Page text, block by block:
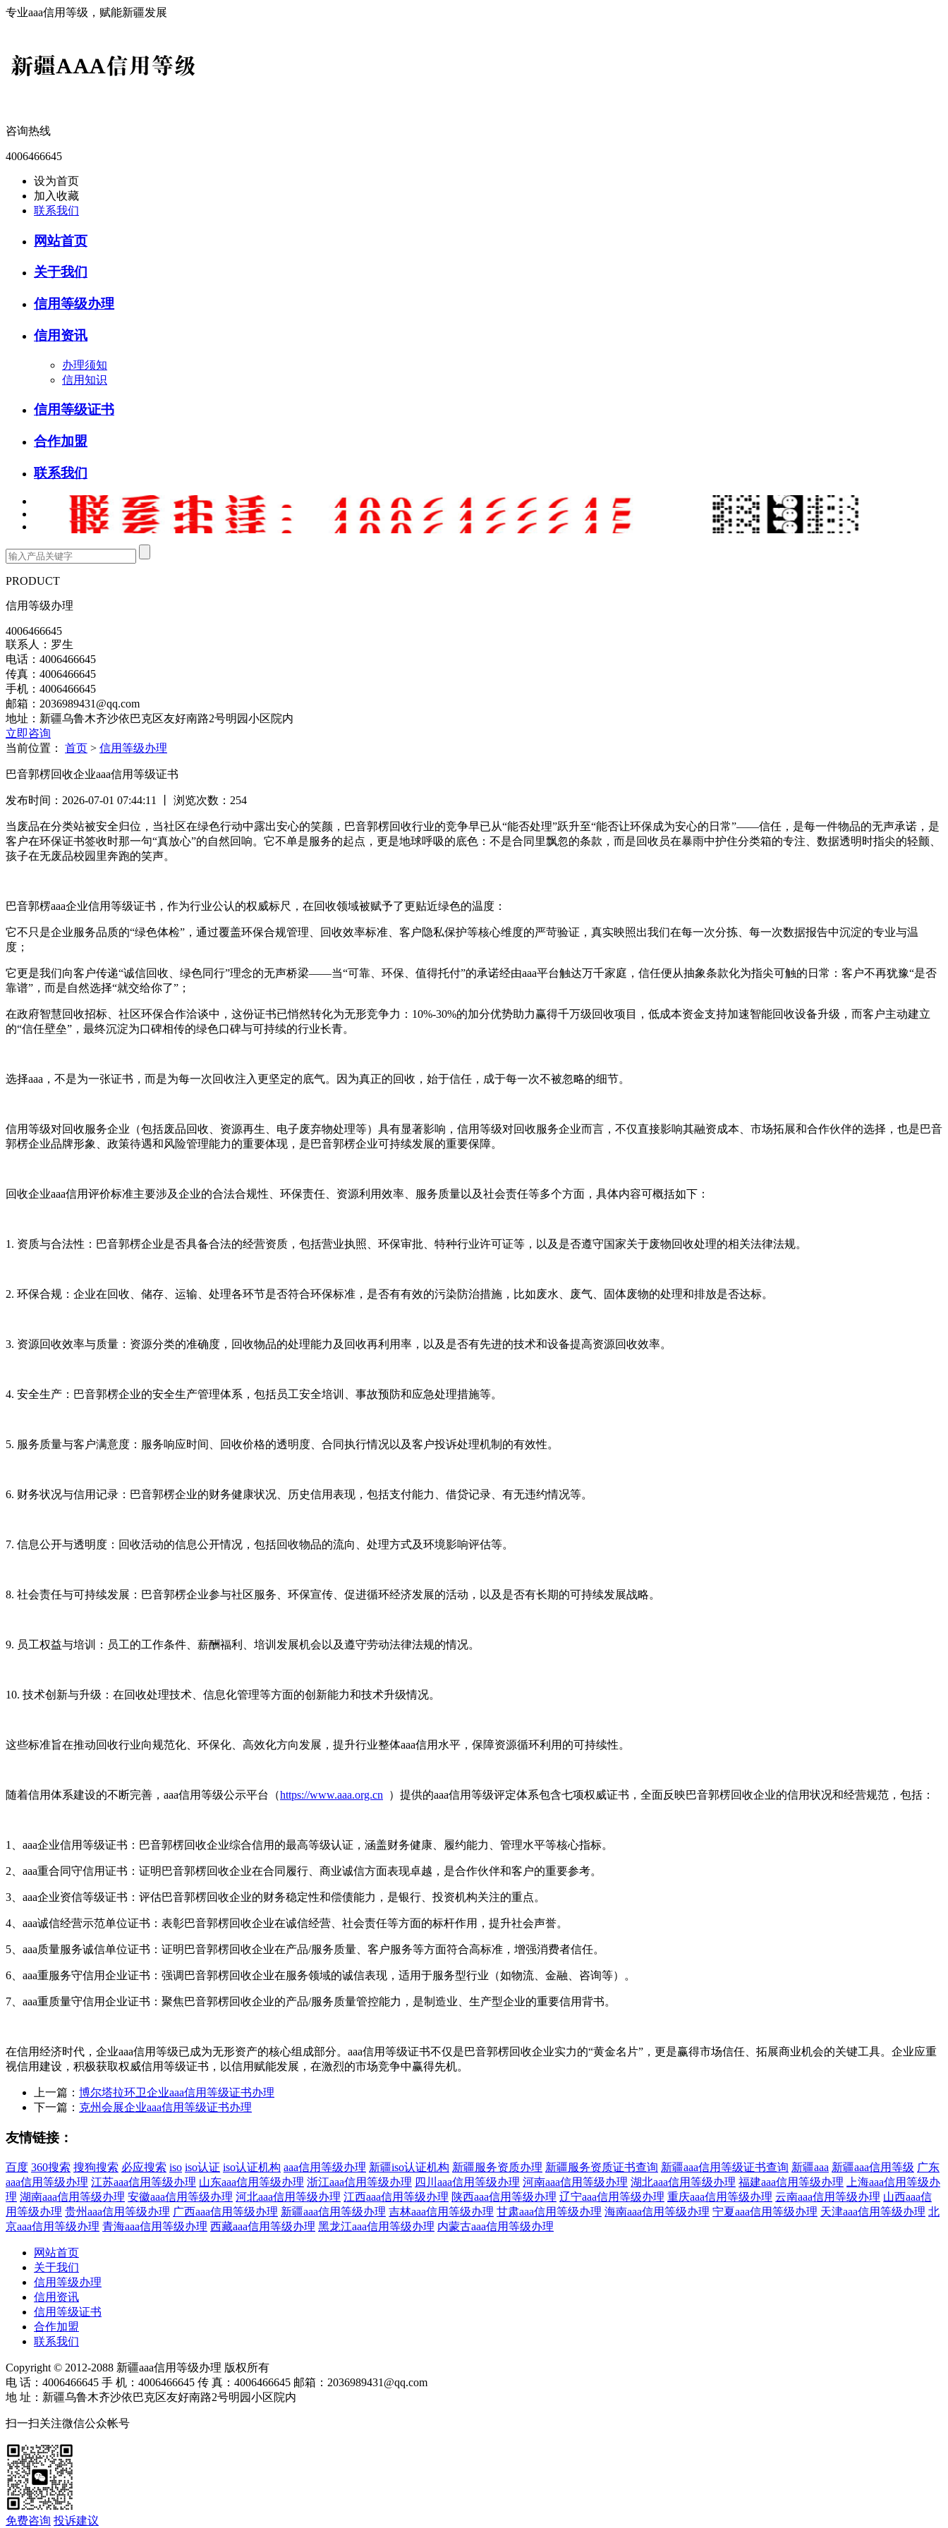
专业aaa信用等级，赋能新疆发展
咨询热线
4006466645
设为首页
加入收藏
联系我们
网站首页
关于我们
信用等级办理
信用资讯
办理须知
信用知识
信用等级证书
合作加盟
联系我们
PRODUCT
信用等级办理
4006466645
联系人：罗生
电话：4006466645
传真：4006466645
手机：4006466645
邮箱：2036989431@qq.com
地址：新疆乌鲁木齐沙依巴克区友好南路2号明园小区院内
立即咨询
当前位置： 首页 > 信用等级办理
巴音郭楞回收企业aaa信用等级证书
发布时间：2026-07-01 07:44:11 丨 浏览次数： 254
当废品在分类站被安全归位，当社区在绿色行动中露出安心的笑颜，巴音郭楞回收行业的竞争早已从“能否处理”跃升至“能否让环保成为安心的日常”——信任，是每一件物品的无声承诺，是
客户在环保证书签收时那一句“真放心”的自然回响。它不单是服务的起点，更是地球呼吸的底色：不是合同里飘忽的条款，而是回收员在暴雨中护住分类箱的专注、数据透明时指尖的轻颤、
孩子在无废品校园里奔跑的笑声。
巴音郭楞aaa企业信用等级证书，作为行业公认的权威标尺，在回收领域被赋予了更贴近绿色的温度：
它不只是企业服务品质的“绿色体检”，通过覆盖环保合规管理、回收效率标准、客户隐私保护等核心维度的严苛验证，真实映照出我们在每一次分拣、每一次数据报告中沉淀的专业与温
度；
它更是我们向客户传递“诚信回收、绿色同行”理念的无声桥梁——当“可靠、环保、值得托付”的承诺经由aaa平台触达万千家庭，信任便从抽象条款化为指尖可触的日常：客户不再犹豫“是否
靠谱”，而是自然选择“就交给你了”；
在政府智慧回收招标、社区环保合作洽谈中，这份证书已悄然转化为无形竞争力：10%-30%的加分优势助力赢得千万级回收项目，低成本资金支持加速智能回收设备升级，而客户主动建立
的“信任壁垒”，最终沉淀为口碑相传的绿色口碑与可持续的行业长青。
选择aaa，不是为一张证书，而是为每一次回收注入更坚定的底气。因为真正的回收，始于信任，成于每一次不被忽略的细节。
信用等级对回收服务企业（包括废品回收、资源再生、电子废弃物处理等）具有显著影响，信用等级对回收服务企业而言，不仅直接影响其融资成本、市场拓展和合作伙伴的选择，也是巴音
郭楞企业品牌形象、政策待遇和风险管理能力的重要体现，是巴音郭楞企业可持续发展的重要保障。
回收企业aaa信用评价标准主要涉及企业的合法合规性、环保责任、资源利用效率、服务质量以及社会责任等多个方面，具体内容可概括如下：
1. 资质与合法性：巴音郭楞企业是否具备合法的经营资质，包括营业执照、环保审批、特种行业许可证等，以及是否遵守国家关于废物回收处理的相关法律法规。
2. 环保合规：企业在回收、储存、运输、处理各环节是否符合环保标准，是否有有效的污染防治措施，比如废水、废气、固体废物的处理和排放是否达标。
3. 资源回收效率与质量：资源分类的准确度，回收物品的处理能力及回收再利用率，以及是否有先进的技术和设备提高资源回收效率。
4. 安全生产：巴音郭楞企业的安全生产管理体系，包括员工安全培训、事故预防和应急处理措施等。
5. 服务质量与客户满意度：服务响应时间、回收价格的透明度、合同执行情况以及客户投诉处理机制的有效性。
6. 财务状况与信用记录：巴音郭楞企业的财务健康状况、历史信用表现，包括支付能力、借贷记录、有无违约情况等。
7. 信息公开与透明度：回收活动的信息公开情况，包括回收物品的流向、处理方式及环境影响评估等。
8. 社会责任与可持续发展：巴音郭楞企业参与社区服务、环保宣传、促进循环经济发展的活动，以及是否有长期的可持续发展战略。
9. 员工权益与培训：员工的工作条件、薪酬福利、培训发展机会以及遵守劳动法律法规的情况。
10. 技术创新与升级：在回收处理技术、信息化管理等方面的创新能力和技术升级情况。
这些标准旨在推动回收行业向规范化、环保化、高效化方向发展，提升行业整体aaa信用水平，保障资源循环利用的可持续性。
随着信用体系建设的不断完善，aaa信用等级公示平台（https://www.aaa.org.cn ）提供的aaa信用等级评定体系包含七项权威证书，全面反映巴音郭楞回收企业的信用状况和经营规范，包括：
1、aaa企业信用等级证书：巴音郭楞回收企业综合信用的最高等级认证，涵盖财务健康、履约能力、管理水平等核心指标。
2、aaa重合同守信用证书：证明巴音郭楞回收企业在合同履行、商业诚信方面表现卓越，是合作伙伴和客户的重要参考。
3、aaa企业资信等级证书：评估巴音郭楞回收企业的财务稳定性和偿债能力，是银行、投资机构关注的重点。
4、aaa诚信经营示范单位证书：表彰巴音郭楞回收企业在诚信经营、社会责任等方面的标杆作用，提升社会声誉。
5、aaa质量服务诚信单位证书：证明巴音郭楞回收企业在产品/服务质量、客户服务等方面符合高标准，增强消费者信任。
6、aaa重服务守信用企业证书：强调巴音郭楞回收企业在服务领域的诚信表现，适用于服务型行业（如物流、金融、咨询等）。
7、aaa重质量守信用企业证书：聚焦巴音郭楞回收企业的产品/服务质量管控能力，是制造业、生产型企业的重要信用背书。
在信用经济时代，企业aaa信用等级已成为无形资产的核心组成部分。aaa信用等级证书不仅是巴音郭楞回收企业实力的“黄金名片”，更是赢得市场信任、拓展商业机会的关键工具。企业应重
视信用建设，积极获取权威信用等级证书，以信用赋能发展，在激烈的市场竞争中赢得先机。
上一篇： 博尔塔拉环卫企业aaa信用等级证书办理
下一篇： 克州会展企业aaa信用等级证书办理
友情链接：
百度 360搜索 搜狗搜索 必应搜索 iso iso认证 iso认证机构 aaa信用等级办理 新疆iso认证机构 新疆服务资质办理 新疆服务资质证书查询 新疆aaa信用等级证书查询 新疆aaa 新疆aaa信用等级 广东
aaa信用等级办理 江苏aaa信用等级办理 山东aaa信用等级办理 浙江aaa信用等级办理 四川aaa信用等级办理 河南aaa信用等级办理 湖北aaa信用等级办理 福建aaa信用等级办理
上海aaa信用等级办
理 湖南aaa信用等级办理 安徽aaa信用等级办理 河北aaa信用等级办理 江西aaa信用等级办理 陕西aaa信用等级办理 辽宁aaa信用等级办理 重庆aaa信用等级办理 云南aaa信用等级办理 山西aaa信
用等级办理 贵州aaa信用等级办理 广西aaa信用等级办理 新疆aaa信用等级办理 吉林aaa信用等级办理 甘肃aaa信用等级办理 海南aaa信用等级办理 宁夏aaa信用等级办理 天津aaa信用等级办理 北
京aaa信用等级办理 青海aaa信用等级办理 西藏aaa信用等级办理 黑龙江aaa信用等级办理 内蒙古aaa信用等级办理
网站首页
关于我们
信用等级办理
信用资讯
信用等级证书
合作加盟
联系我们
Copyright © 2012-2088 新疆aaa信用等级办理 版权所有
电 话：4006466645 手 机：4006466645 传 真：4006466645 邮箱：2036989431@qq.com
地 址：新疆乌鲁木齐沙依巴克区友好南路2号明园小区院内
扫一扫关注微信公众帐号
免费咨询 投诉建议